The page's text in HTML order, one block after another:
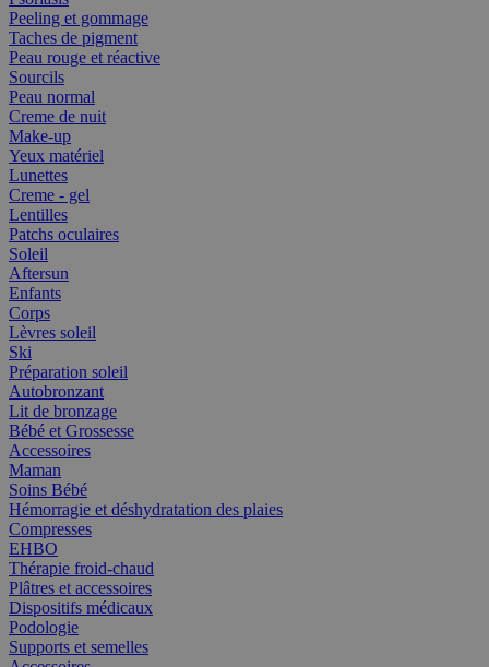
Peeling et gommage
Taches de pigment
Peau rouge et réactive
Sourcils
Peau normal
Creme de nuit
Make-up
Yeux matériel
Lunettes
Creme - gel
Lentilles
Patchs oculaires
Soleil
Aftersun
Enfants
Corps
Lèvres soleil
Ski
Préparation soleil
Autobronzant
Lit de bronzage
Bébé et Grossesse
Accessoires
Maman
Soins Bébé
Hémorragie et déshydratation des plaies
Compresses
EHBO
Thérapie froid-chaud
Plâtres et accessoires
Dispositifs médicaux
Podologie
Supports et semelles